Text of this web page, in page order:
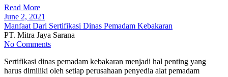
Read More
June 2, 2021
Manfaat Dari Sertifikasi Dinas Pemadam Kebakaran
PT. Mitra Jaya Sarana
No Comments
Sertifikasi dinas pemadam kebakaran menjadi hal penting yang
harus dimiliki oleh setiap perusahaan penyedia alat pemadam